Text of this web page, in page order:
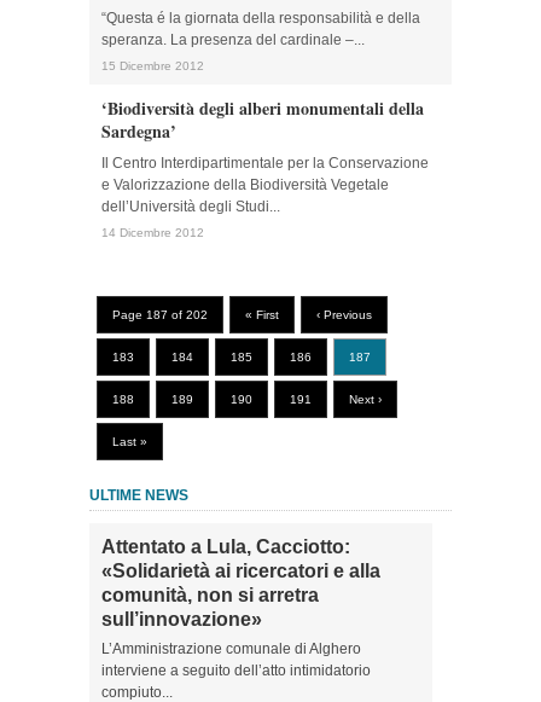
“Questa é la giornata della responsabilità e della
speranza. La presenza del cardinale –...
15 Dicembre 2012
‘Biodiversità degli alberi monumentali della
Sardegna’
Il Centro Interdipartimentale per la Conservazione
e Valorizzazione della Biodiversità Vegetale
dell’Università degli Studi...
14 Dicembre 2012
Page 187 of 202 « First ‹ Previous
183 184 185 186 187
188 189 190 191 Next ›
Last »
ULTIME NEWS
Attentato a Lula, Cacciotto:
«Solidarietà ai ricercatori e alla
comunità, non si arretra
sull’innovazione»
L’Amministrazione comunale di Alghero
interviene a seguito dell’atto intimidatorio
compiuto...